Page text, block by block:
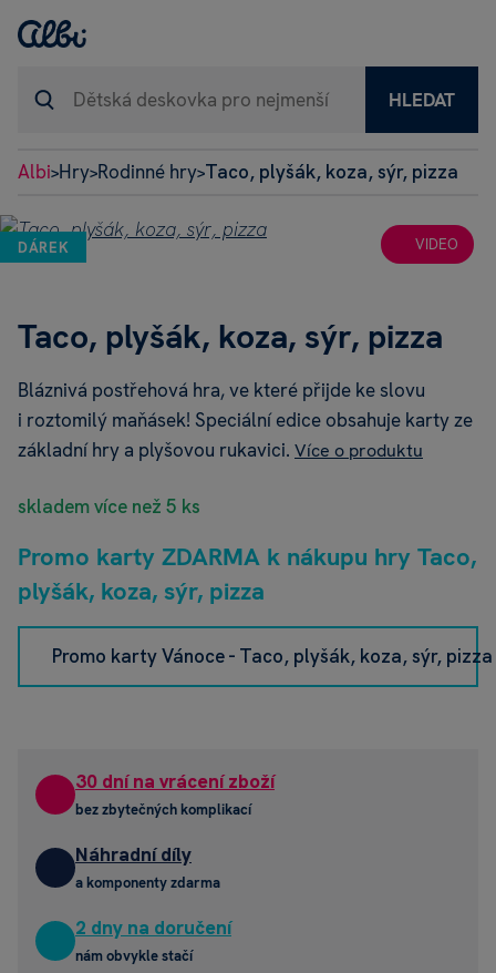
HLEDAT
Albi>Hry>Rodinné hry>Taco, plyšák, koza, sýr, pizza
DÁREK VIDEO
Taco, plyšák, koza, sýr, pizza
Bláznivá postřehová hra, ve které přijde ke slovu
i roztomilý maňásek! Speciální edice obsahuje karty ze
základní hry a plyšovou rukavici. Více o produktu
skladem více než 5 ks
Promo karty ZDARMA k nákupu hry Taco,
plyšák, koza, sýr, pizza
Promo karty Vánoce - Taco, plyšák, koza, sýr, pizza
30 dní na vrácení zboží
bez zbytečných komplikací
Náhradní díly
a komponenty zdarma
2 dny na doručení
nám obvykle stačí